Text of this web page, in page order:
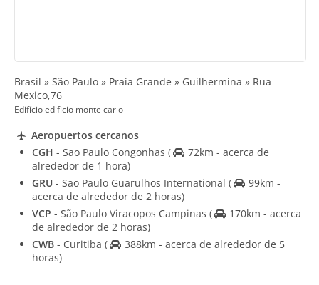
Brasil » São Paulo » Praia Grande » Guilhermina » Rua
Mexico,76
Edifício edificio monte carlo
Aeropuertos cercanos
CGH - Sao Paulo Congonhas (
72km - acerca de
alrededor de 1 hora)
GRU - Sao Paulo Guarulhos International (
99km -
acerca de alrededor de 2 horas)
VCP - São Paulo Viracopos Campinas (
170km - acerca
de alrededor de 2 horas)
CWB - Curitiba (
388km - acerca de alrededor de 5
horas)